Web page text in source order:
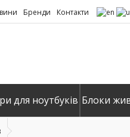
Бренди Контакти
для ноутбуків Блоки